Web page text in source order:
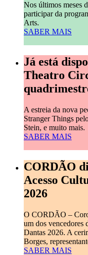
Nos últimos meses
participar da
Arts.
SABER MAIS
Já está
Theatro
A estreia da nova
Stranger Things
Stein, e muito mais.
SABER MAIS
CORDÃO
Acesso
2026
O CORDÃO –
um dos vencedores
Dantas 2026. A
Borges,
SABER MAIS